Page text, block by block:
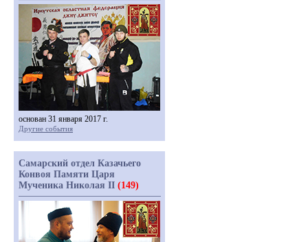
основан 31 января 2017 г.
Другие события
Самарский отдел Казачьего
Конвоя Памяти Царя
Мученика Николая II (149)